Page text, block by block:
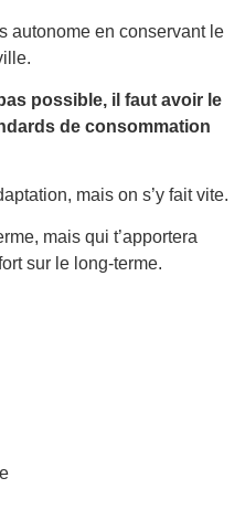
autonome en conservant le
possible, il faut avoir le
de consommation
mais on s’y fait vite.
mais qui t’apportera
sur le long-terme.